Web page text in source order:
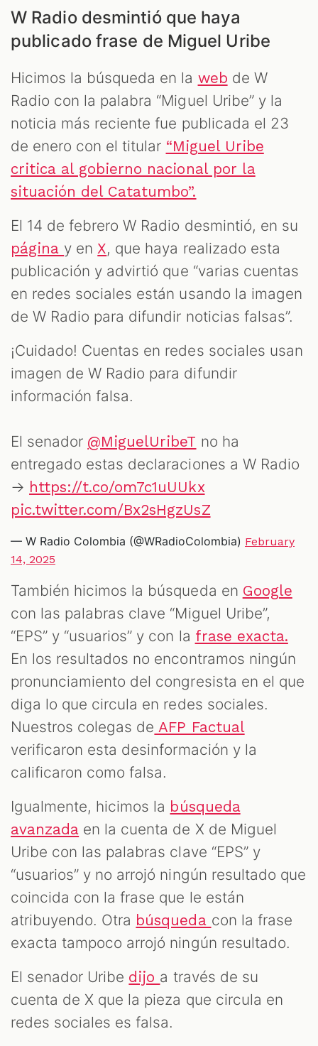
W Radio desmintió que haya
publicado frase de Miguel Uribe
Hicimos la búsqueda en la web de W
Radio con la palabra “Miguel Uribe” y la
noticia más reciente fue publicada el 23
de enero con el titular “Miguel Uribe
critica al gobierno nacional por la
situación del Catatumbo”.
El 14 de febrero W Radio desmintió, en su
página y enX, que haya realizado esta
publicación y advirtió que “varias cuentas
en redes sociales están usando la imagen
de W Radio para difundir noticias falsas”.
¡Cuidado! Cuentas en redes sociales usan
imagen de W Radio para difundir
información falsa.
El senador @MiguelUribeT no ha
entregado estas declaraciones a W Radio
→ https://t.co/om7c1uUUkx
pic.twitter.com/Bx2sHgzUsZ
— W Radio Colombia (@WRadioColombia) February
14, 2025
También hicimos la búsqueda en Google
con las palabras clave “Miguel Uribe”,
“EPS” y “usuarios” y con la frase exacta.
En los resultados no encontramos ningún
pronunciamiento del congresista en el que
diga lo que circula en redes sociales.
Nuestros colegas de AFP Factual
verificaron esta desinformación y la
calificaron como falsa.
Igualmente, hicimos la búsqueda
avanzada en la cuenta de X de Miguel
Uribe con las palabras clave “EPS” y
“usuarios” y no arrojó ningún resultado que
coincida con la frase que le están
atribuyendo. Otra búsqueda con la frase
exacta tampoco arrojó ningún resultado.
El senador Uribe dijo a través de su
cuenta de X que la pieza que circula en
redes sociales es falsa.